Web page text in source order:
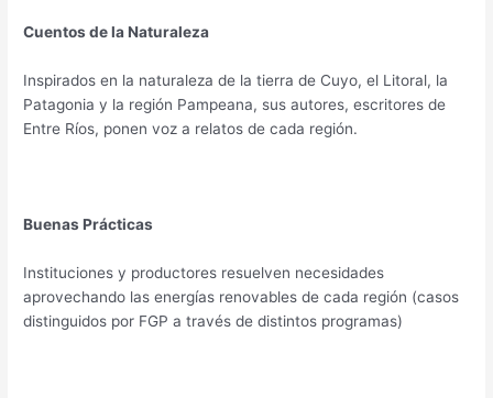
Cuentos de la Naturaleza
Inspirados en la naturaleza de la tierra de Cuyo, el Litoral, la
Patagonia y la región Pampeana, sus autores, escritores de
Entre Ríos, ponen voz a relatos de cada región.
Buenas Prácticas
Instituciones y productores resuelven necesidades
aprovechando las energías renovables de cada región (casos
distinguidos por FGP a través de distintos programas)